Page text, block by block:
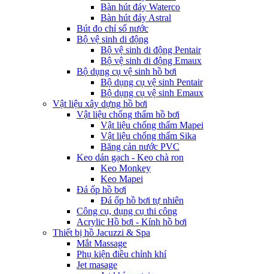
Bàn hút đáy Waterco
Bàn hút đáy Astral
Bút đo chỉ số nước
Bộ vệ sinh di động
Bộ vệ sinh di động Pentair
Bộ vệ sinh di động Emaux
Bộ dụng cụ vệ sinh hồ bơi
Bộ dụng cụ vệ sinh Pentair
Bộ dụng cụ vệ sinh Emaux
Vật liệu xây dựng hồ bơi
Vật liệu chống thấm hồ bơi
Vật liệu chống thấm Mapei
Vật liệu chống thấm Sika
Băng cản nước PVC
Keo dán gạch - Keo chà ron
Keo Monkey
Keo Mapei
Đá ốp hồ bơi
Đá ốp hồ bơi tự nhiên
Công cụ, dụng cụ thi công
Acrylic Hồ bơi - Kính hồ bơi
Thiết bị hồ Jacuzzi & Spa
Mắt Massage
Phụ kiện điều chỉnh khí
Jet masage